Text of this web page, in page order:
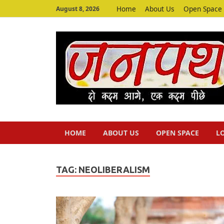
August 8, 2026 Home About Us Open Space
HOME ABOUT US OPEN SPACE
TAG: NEOLIBERALISM